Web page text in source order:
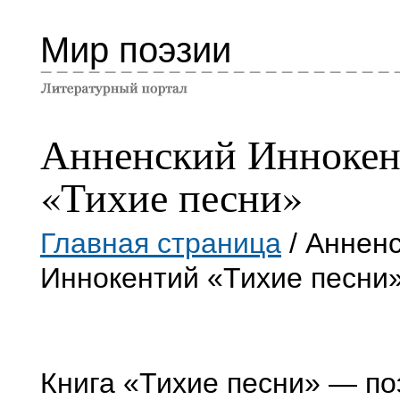
Мир поэзии
Анненский
«Тихие песни»
Главная страница /
Иннокентий «Тихие
Книга «Тихие песни» —